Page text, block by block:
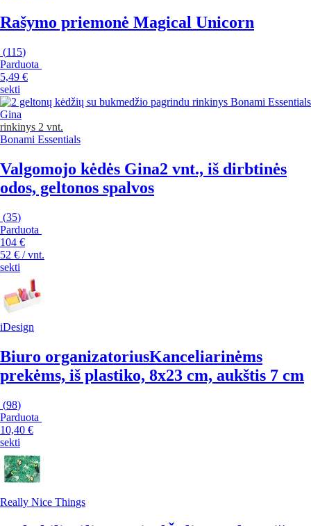
Rašymo priemonė Magical Unicorn
(115)
Parduota
5,49 €
sekti
rinkinys 2 vnt.
Bonami Essentials
Valgomojo kėdės Gina2 vnt., iš dirbtinės
odos, geltonos spalvos
(35)
Parduota
104 €
52 € / vnt.
sekti
iDesign
Biuro organizatoriusKanceliarinėms
prekėms, iš plastiko, 8x23 cm, aukštis 7 cm
(98)
Parduota
10,40 €
sekti
Really Nice Things